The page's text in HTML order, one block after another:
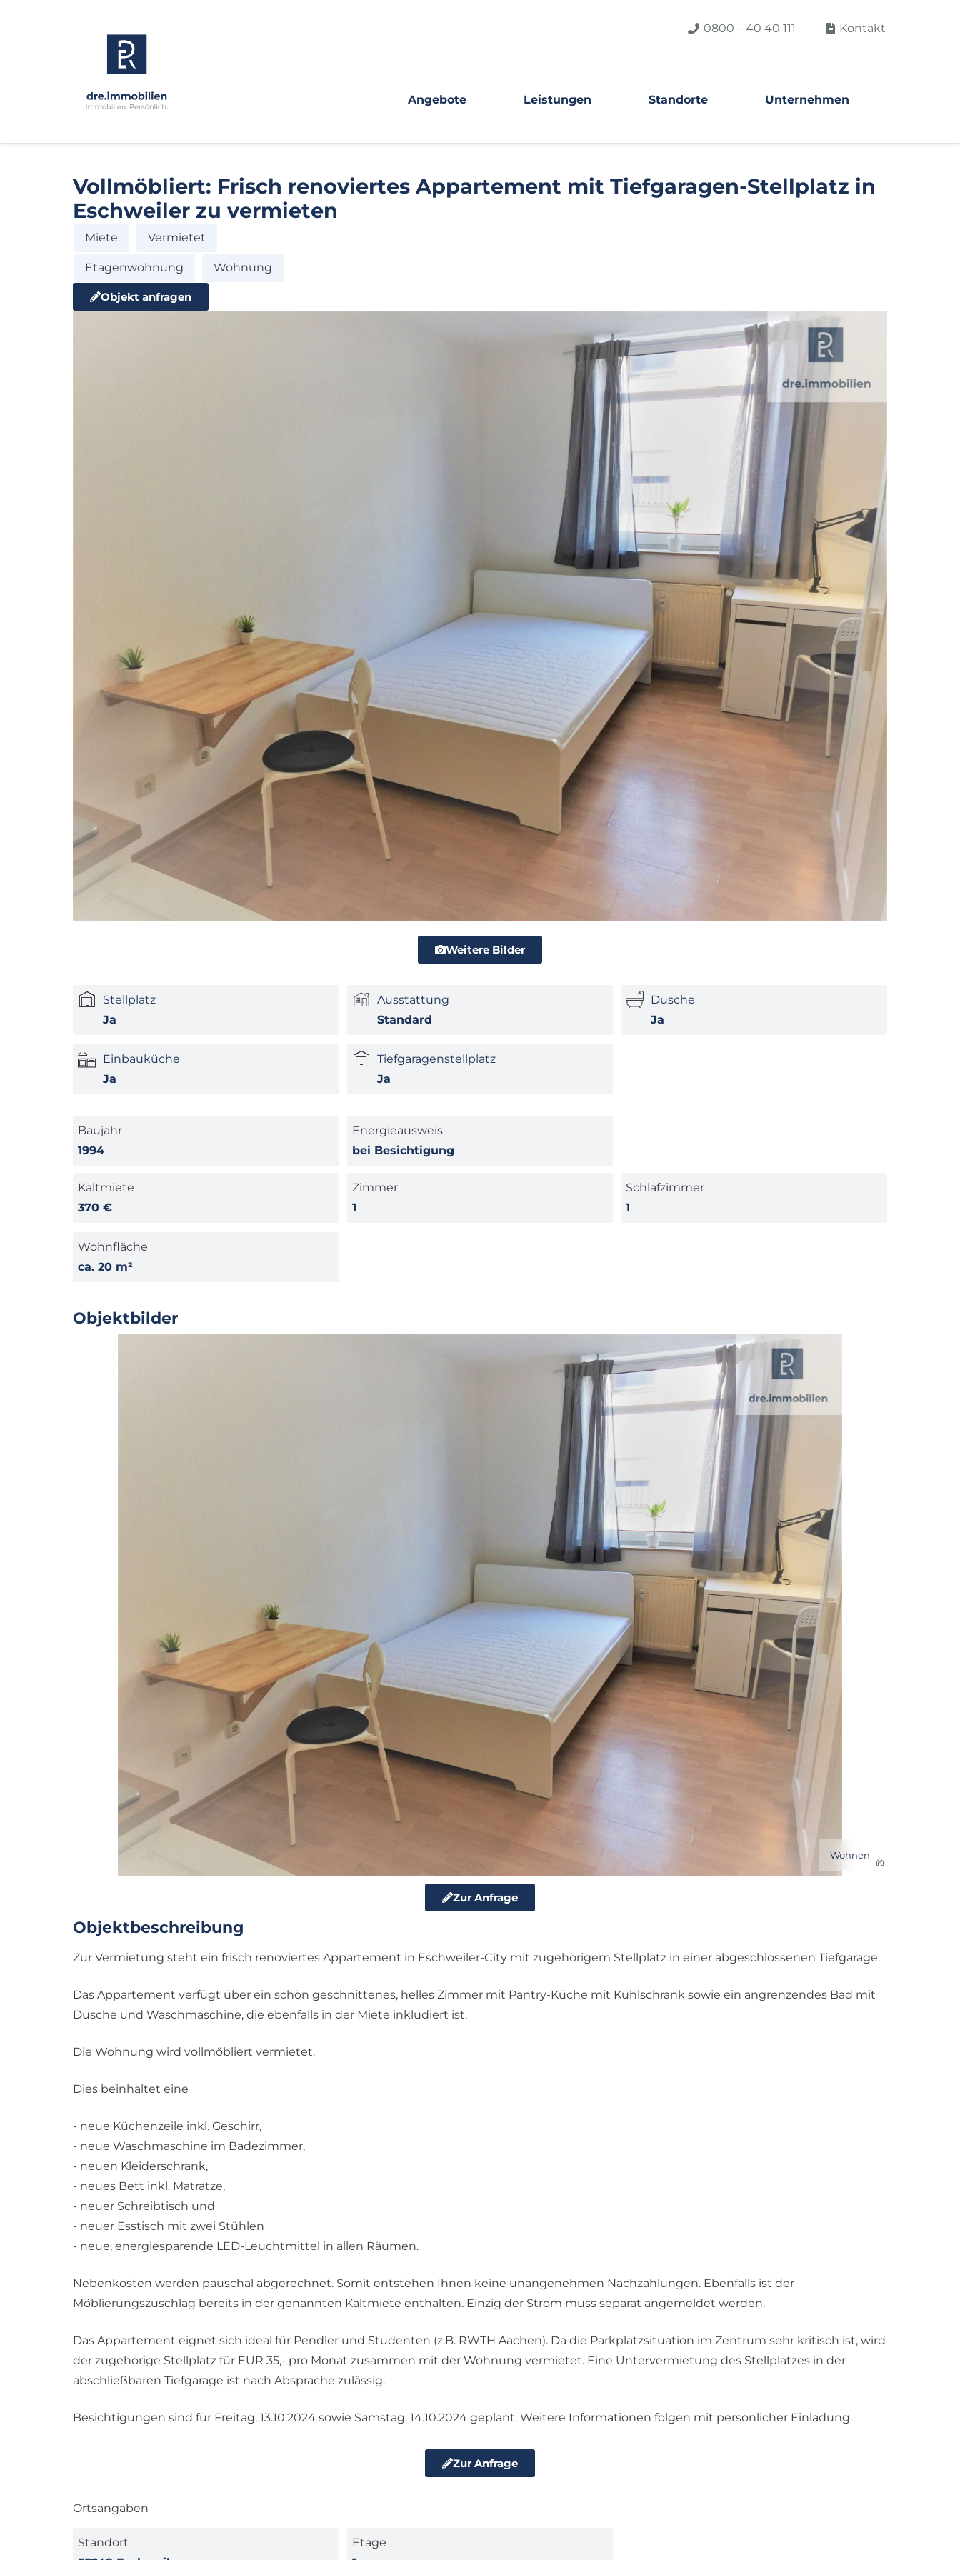
0800 – 40 40 111 Kontakt
Angebote Leistungen Standorte Unternehmen
Vollmöbliert: Frisch renoviertes Appartement mit Tiefgaragen-Stellplatz in
Eschweiler zu vermieten
Miete Vermietet
Etagenwohnung Wohnung
Objekt anfragen
Weitere Bilder
Stellplatz
Ja
Ausstattung
Standard
Dusche
Ja
Einbauküche
Ja
Tiefgaragenstellplatz
Ja
Baujahr
1994
Energieausweis
bei Besichtigung
Kaltmiete
370 €
Zimmer
1
Schlafzimmer
1
Wohnfläche
ca. 20 m²
Objektbilder
Wohnen
Zur Anfrage
Objektbeschreibung
Zur Vermietung steht ein frisch renoviertes Appartement in Eschweiler-City mit zugehörigem Stellplatz in einer abgeschlossenen Tiefgarage.
Das Appartement verfügt über ein schön geschnittenes, helles Zimmer mit Pantry-Küche mit Kühlschrank sowie ein angrenzendes Bad mit
Dusche und Waschmaschine, die ebenfalls in der Miete inkludiert ist.
Die Wohnung wird vollmöbliert vermietet.
Dies beinhaltet eine
- neue Küchenzeile inkl. Geschirr,
- neue Waschmaschine im Badezimmer,
- neuen Kleiderschrank,
- neues Bett inkl. Matratze,
- neuer Schreibtisch und
- neuer Esstisch mit zwei Stühlen
- neue, energiesparende LED-Leuchtmittel in allen Räumen.
Nebenkosten werden pauschal abgerechnet. Somit entstehen Ihnen keine unangenehmen Nachzahlungen. Ebenfalls ist der
Möblierungszuschlag bereits in der genannten Kaltmiete enthalten. Einzig der Strom muss separat angemeldet werden.
Das Appartement eignet sich ideal für Pendler und Studenten (z.B. RWTH Aachen). Da die Parkplatzsituation im Zentrum sehr kritisch ist, wird
der zugehörige Stellplatz für EUR 35,- pro Monat zusammen mit der Wohnung vermietet. Eine Untervermietung des Stellplatzes in der
abschließbaren Tiefgarage ist nach Absprache zulässig.
Besichtigungen sind für Freitag, 13.10.2024 sowie Samstag, 14.10.2024 geplant. Weitere Informationen folgen mit persönlicher Einladung.
Zur Anfrage
Ortsangaben
Standort
Etage